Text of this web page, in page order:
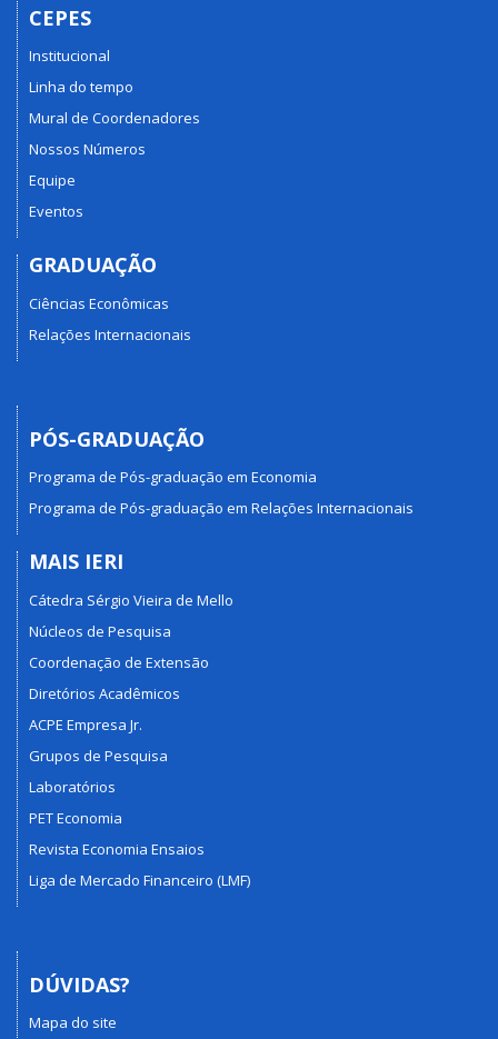
CEPES
Institucional
Linha do tempo
Mural de Coordenadores
Nossos Números
Equipe
Eventos
GRADUAÇÃO
Ciências Econômicas
Relações Internacionais
PÓS-GRADUAÇÃO
Programa de Pós-graduação em Economia
Programa de Pós-graduação em Relações Internacionais
MAIS IERI
Cátedra Sérgio Vieira de Mello
Núcleos de Pesquisa
Coordenação de Extensão
Diretórios Acadêmicos
ACPE Empresa Jr.
Grupos de Pesquisa
Laboratórios
PET Economia
Revista Economia Ensaios
Liga de Mercado Financeiro (LMF)
DÚVIDAS?
Mapa do site